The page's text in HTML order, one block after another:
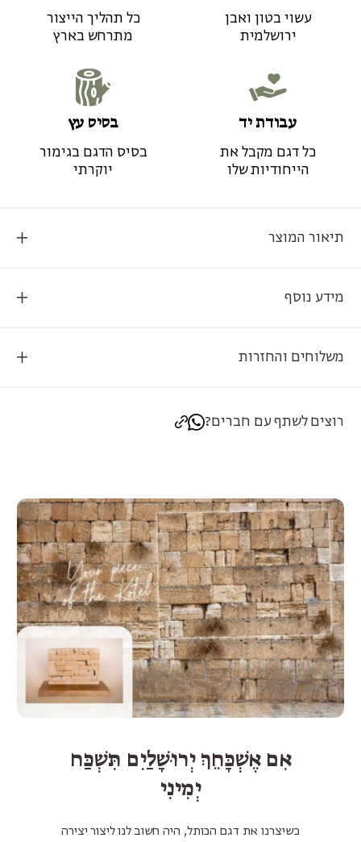
עשוי בטון ואבן
ירושלמית
כל תהליך הייצור
מתרחש בארץ
עבודת יד
כל דגם מקבל את
הייחודיות שלו
בסיס עץ
בסיס הדגם בגימור
יוקרתי
תיאור המוצר
מידע נוסף
משלוחים והחזרות
רוצים לשתף עם חברים?
אִם אֶשְׁכָּחֵךְ יְרוּשָׁלַיִם תִּשְׁכַּח
יְמִינִי
כשיצרנו את דגם הכותל, היה חשוב לנו ליצור יצירה